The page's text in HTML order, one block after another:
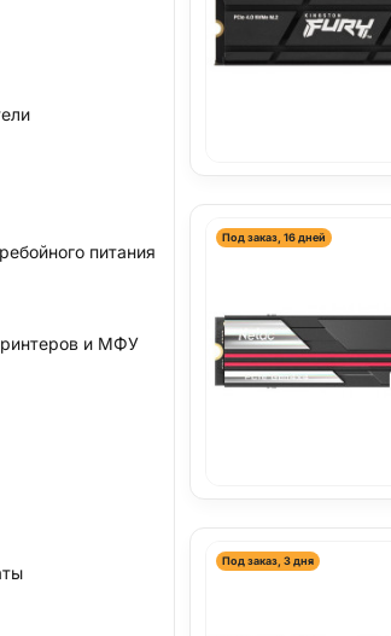
питания
и МФУ
Под заказ, 16 дней
Под заказ, 3 дня